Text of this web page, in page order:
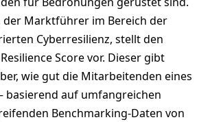
der Marktführer im Bereich der
Cyberresilienz, stellt den
Score vor. Dieser gibt
wie gut die Mitarbeitenden eines
basierend auf umfangreichen
Benchmarking-Daten von